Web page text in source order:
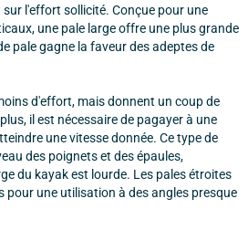
l'effort sollicité. Conçue pour une
une pale large offre une plus grande
pale gagne la faveur des adeptes de
d'effort, mais donnent un coup de
il est nécessaire de pagayer à une
une vitesse donnée. Ce type de
des poignets et des épaules,
du kayak est lourde. Les pales étroites
pour une utilisation à des angles presque